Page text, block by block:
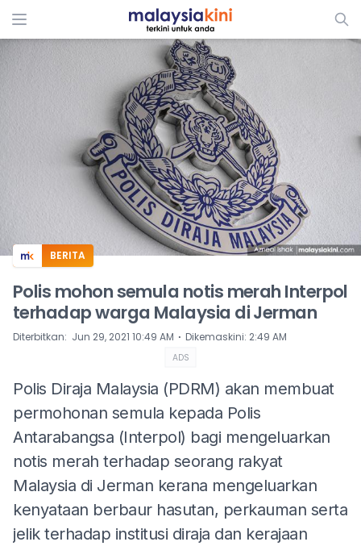
ADS
BERITA
Polis mohon semula notis merah Interpol
terhadap warga Malaysia di Jerman
Diterbitkan: Jun 29, 2021 10:49 AM ⋅ Dikemaskini: 2:49 AM
ADS
Polis Diraja Malaysia (PDRM) akan membuat
permohonan semula kepada Polis
Antarabangsa (Interpol) bagi mengeluarkan
notis merah terhadap seorang rakyat
Malaysia di Jerman kerana mengeluarkan
kenyataan berbaur hasutan, perkauman serta
jelik terhadap institusi diraja dan kerajaan